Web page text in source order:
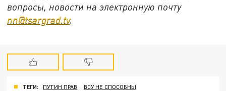
вопросы, новости на электронную почту
nn@tsargrad.tv.
ТЕГИ: ПУТИН ПРАВ
ВСУ НЕ СПОСОБНЫ